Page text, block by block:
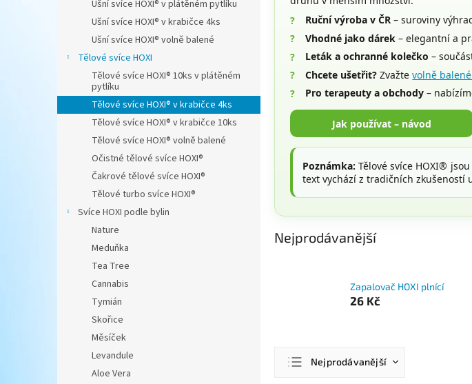
Ušní svíce HOXI® v plátěném pytlíku
Ušní svíce HOXI® v krabičce 4ks
Ušní svíce HOXI® volně balené
Tělové svíce HOXI
Tělové svíce HOXI® 10ks v plátěném
pytlíku
Tělové svíce HOXI® v krabičce 4ks
Tělové svíce HOXI® v krabičce 10ks
Tělové svíce HOXI® volně balené
Očistné tělové svíce HOXI®
Čakrové tělové svíce HOXI®
Tělové turbo svíce HOXI®
Svíce HOXI podle bylin
Nature
Meduňka
Tea Tree
Cannabis
Tymián
Skořice
Měsíček
Levandule
Aloe Vera
Ruční výroba v ČR – suroviny
Vhodné jako dárek – elegantní a
Leták a ochranné kolečko –
Chcete ušetřit? Zvažtevolně
Pro terapeuty a obchody –
Jak používat – návod
Poznámka: Tělové svíce HOXI®
text vychází z tradičních zkušeností
Nejprodávanější
Zapalovač HOXI plnící
26 Kč
Nejprodávanější